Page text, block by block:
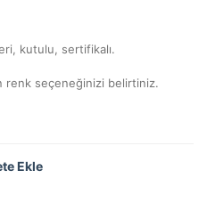
kutulu, sertifikalı.
renk seçeneğinizi belirtiniz.
Ekle